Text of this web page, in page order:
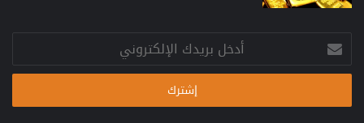
أدخل
بريدك
الإلكتروني